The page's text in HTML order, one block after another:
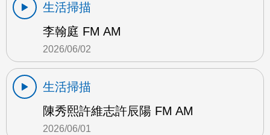
生活掃描
李翰庭 FM AM
2026/06/02
生活掃描
陳秀熙許維志許辰陽 FM AM
2026/06/01